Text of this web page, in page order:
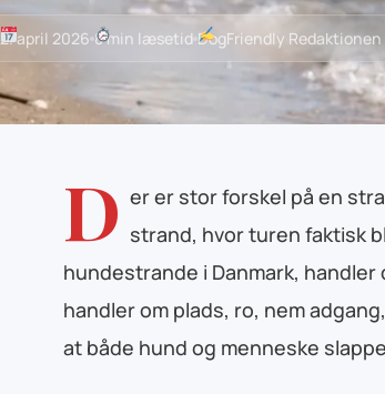
2. april 2026 8 min læsetid DogFriendly Redaktionen
D er er stor forskel på en
strand, hvor turen faktisk
hundestrande i Danmark,
handler om plads, ro, nem
at både hund og menneske